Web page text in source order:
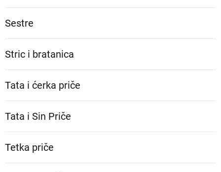
Sestre
Stric i bratanica
Tata i ćerka priče
Tata i Sin Priče
Tetka priče